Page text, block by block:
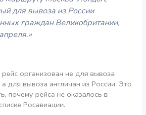
для вывоза из России
граждан Великобритании,
организован не для вывоза
для вывоза англичан из России. Это
почему рейса не оказалось в
Росавиации.